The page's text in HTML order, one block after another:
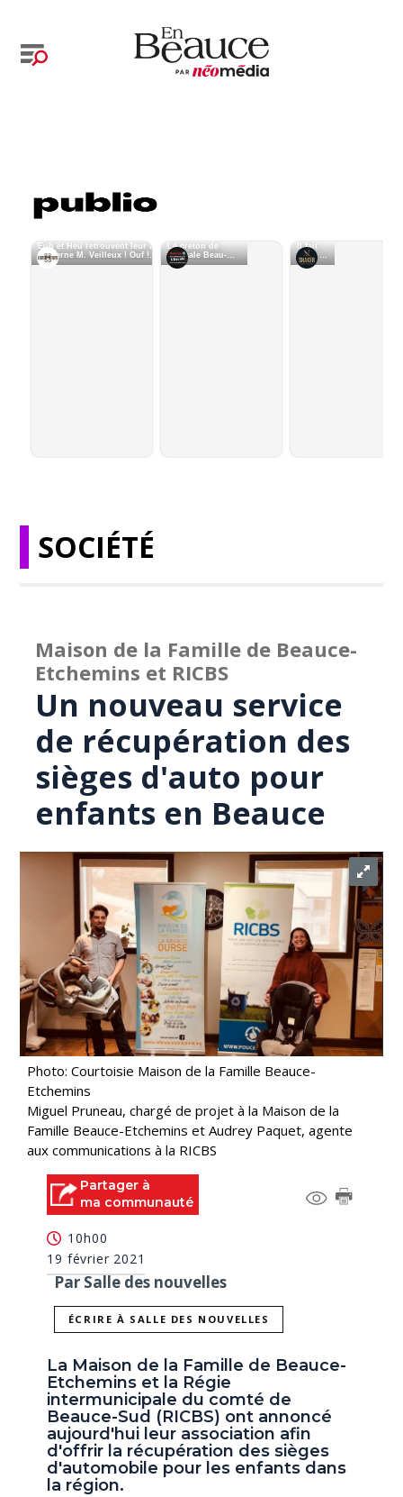
SOCIÉTÉ
Maison de la Famille de Beauce-
Etchemins et RICBS
Un nouveau service
de récupération des
sièges d'auto pour
enfants en Beauce
Photo: Courtoisie Maison de la Famille Beauce-
Etchemins
Miguel Pruneau, chargé de projet à la Maison de la
Famille Beauce-Etchemins et Audrey Paquet, agente
aux communications à la RICBS
Partager à
ma communauté
10h00
19 février 2021
Par Salle des nouvelles
ÉCRIRE À SALLE DES NOUVELLES
La Maison de la Famille de Beauce-
Etchemins et la Régie
intermunicipale du comté de
Beauce-Sud (RICBS) ont annoncé
aujourd'hui leur association afin
d'offrir la récupération des sièges
d'automobile pour les enfants dans
la région.